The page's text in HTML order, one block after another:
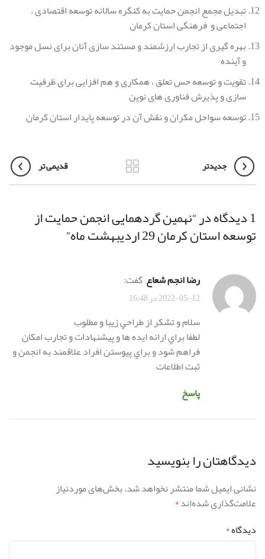
تبدیل مجمع انجمن حمایت به کنگره سالانه توسعه اقتصادی ،
اجتماعی و فرهنگی استان کرمان
بهره گیری از تجارب ارزشمند و مستند سازی آنان برای نسل موجود
و آینده
تقویت و توسعه حس تعلق ، همکاری و هم افزایی برای ظرفیت
سازی و پذیرش فناوری های نوین
توسعه سواحل مکران و نقش آن در توسعه پایدار استان کرمان
جدیدتر قدیمی تر
1 دیدگاه در “ نهمین گردهمایی انجمن حمایت از
توسعه استان کرمان 29 اردیبهشت ماه ”
رضا انجم شعاع گفت:
2022-05-12 در 16:48
سلام و تشكر از طراحي زيبا و مطلوب
لطفا براي ارائه ايده ها و پيشنهادات و تجارب امكان
فراهم شود و براي پيوستن افراد علاقمند به انجمن و
ثبت اطلاعات
پاسخ
دیدگاهتان را بنویسید
نشانی ایمیل شما منتشر نخواهد شد.بخش‌های موردنیاز
علامت‌گذاری شده‌اند*
دیدگاه*